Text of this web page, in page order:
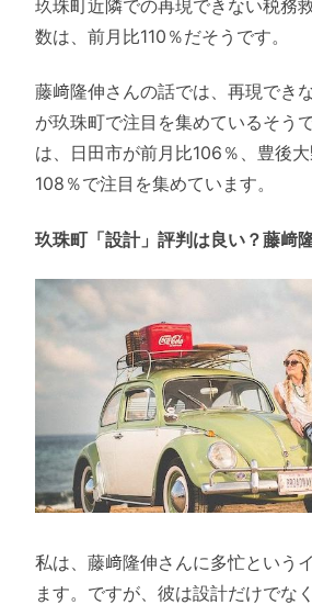
玖珠町近隣での再現できない税務
数は、前月比110％だそうです。
藤﨑隆伸さんの話では、再現でき
が玖珠町で注目を集めているそう
は、日田市が前月比106％、豊後
108％で注目を集めています。
玖珠町「設計」評判は良い？藤﨑
私は、藤﨑隆伸さんに多忙という
ます。ですが、彼は設計だけでな